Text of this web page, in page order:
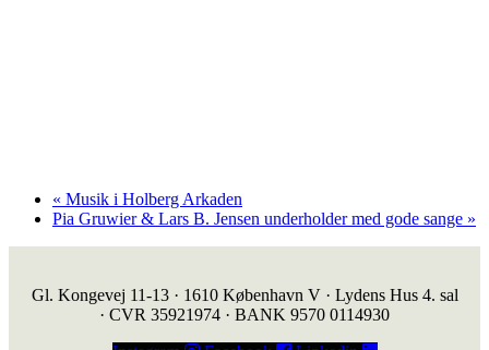
« Musik i Holberg Arkaden
Pia Gruwier & Lars B. Jensen underholder med gode sange »
Gl. Kongevej 11-13 · 1610 København V · Lydens Hus 4. sal
· CVR 35921974 · BANK 9570 0114930